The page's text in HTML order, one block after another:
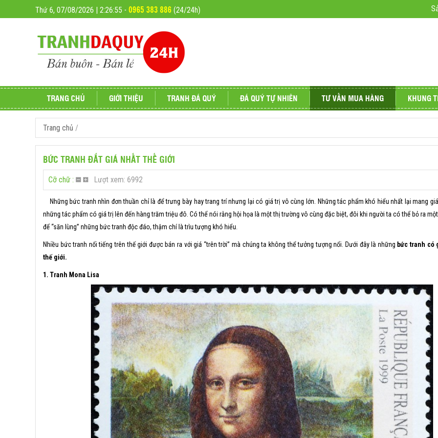
Thứ 6, 07/08/2026 | 2:26:57 - 0965 383 886 (24/24h)
TRANG CHỦ GIỚI THIỆU TRANH ĐÁ QUÝ
Tranh đá quý phong cảnh
Đá phong thủy
Tranh Đá Qúy Cao Cấp - TUYỆT ĐẸP
Tranh đá quý phố cổ
Tranh đá quý hoa - lãng hoa
Tranh đá quý tặng thầy cô
Tranh đá quý động vật
Tranh đá quý tứ quý
Tranh đá quý thư pháp
Tranh đá quý chân dung
Tranh đá quý theo yêu cầu
Tranh đá quý làm quà tặng
ĐÁ QUÝ TỰ NHIÊN
Vật phẩm phong thủy
TƯ VẤN MUA HÀNG KHUNG
Trang chủ /
BỨC TRANH ĐẮT GIÁ NHẤT THẾ GIỚI
Cỡ chữ : Lượt xem: 6992
Những bức tranh nhìn đơn thuần chỉ là để trưng bày hay trang trí nhưng lại có giá trị vô cùng lớn. Những tác phẩm khó hiểu nhất lại mang
những tác phẩm có giá trị lên đến hàng trăm triệu đô. Có thể nói rằng hội họa là một thị trường vô cùng đặc biệt, đôi khi người ta có thể bỏ ra
để “săn lùng” những bức tranh độc đáo, thậm chí là trìu tượng khó hiểu.
Nhiều bức tranh nổi tiếng trên thế giới được bán ra với giá “trên trời” mà chúng ta không thể tưởng tượng nổi. Dưới đây là những bức tranh có
thế giới.
1. Tranh Mona Lisa